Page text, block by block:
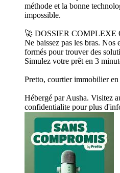
méthode et la bonne
impossible.
🚀 DOSSIER COMPLEXE
Ne baissez pas les bras. Nos
formés pour trouver des
Simulez votre prêt en 3
Pretto, courtier immobilier en
Hébergé par Ausha. Visitez
confidentialite pour plus